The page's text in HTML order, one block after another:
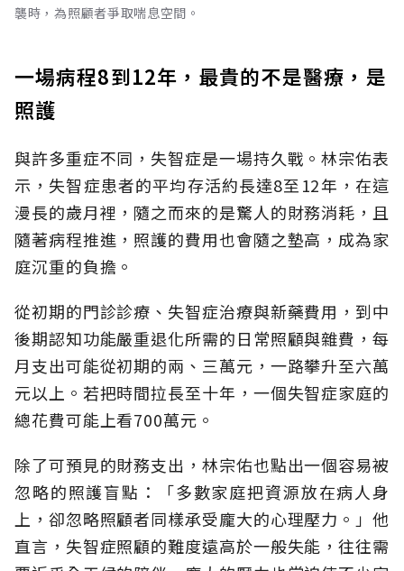
襲時，為照顧者爭取喘息空間。
一場病程8到12年，最貴的不是醫療，是
照護
與許多重症不同，失智症是一場持久戰。林宗佑表
示，失智症患者的平均存活約長達8至12年，在這
漫長的歲月裡，隨之而來的是驚人的財務消耗，且
隨著病程推進，照護的費用也會隨之墊高，成為家
庭沉重的負擔。
從初期的門診診療、失智症治療與新藥費用，到中
後期認知功能嚴重退化所需的日常照顧與雜費，每
月支出可能從初期的兩、三萬元，一路攀升至六萬
元以上。若把時間拉長至十年，一個失智症家庭的
總花費可能上看700萬元。
除了可預見的財務支出，林宗佑也點出一個容易被
忽略的照護盲點：「多數家庭把資源放在病人身
上，卻忽略照顧者同樣承受龐大的心理壓力。」他
直言，失智症照顧的難度遠高於一般失能，往往需